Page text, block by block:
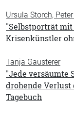
Ursula Storch,
"Selbstporträt mit
Krisenkünstler
Tanja Gausterer
"Jede versäumte
drohende Verlust
Tagebuch